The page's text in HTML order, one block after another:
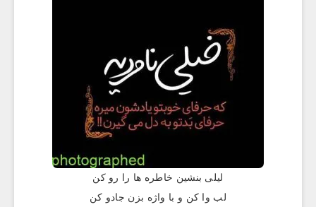
لیلی بنشین خاطره ها را رو کن
لب وا کن و با واژه بزن جادو کن